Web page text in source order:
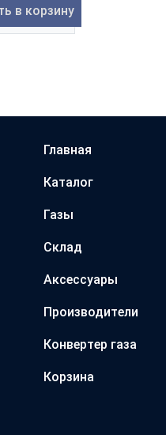
в корзину
Главная
Каталог
Газы
Склад
Аксессуары
Производители
Конвертер газа
Корзина